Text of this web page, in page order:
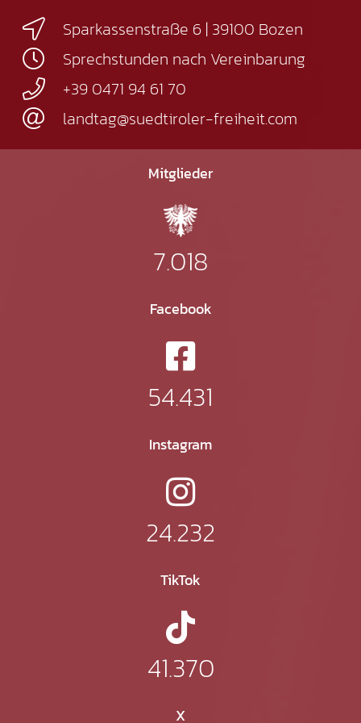
Sparkassenstraße 6 | 39100 Bozen
Sprechstunden nach Vereinbarung
+39 0471 94 61 70
landtag@suedtiroler-freiheit.com
Mitglieder
7.018
Facebook
54.431
Instagram
24.232
TikTok
41.370
X